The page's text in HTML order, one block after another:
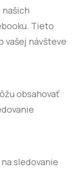
Tieto
vašej návšteve
obsahovať
sledovanie